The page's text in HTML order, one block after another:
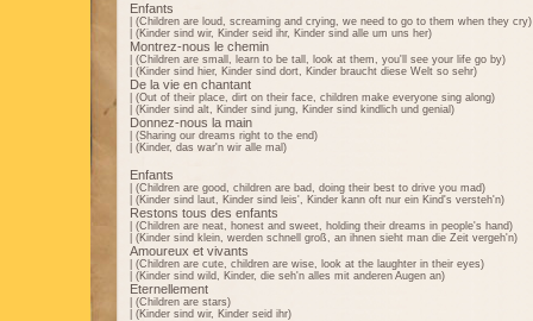
Enfants
| (Children are loud, screaming and crying, we need to go to them when they cry)
| (Kinder sind wir, Kinder seid ihr, Kinder sind alle um uns her)
Montrez-nous le chemin
| (Children are small, learn to be tall, look at them, you'll see your life go by)
| (Kinder sind hier, Kinder sind dort, Kinder braucht diese Welt so sehr)
De la vie en chantant
| (Out of their place, dirt on their face, children make everyone sing along)
| (Kinder sind alt, Kinder sind jung, Kinder sind kindlich und genial)
Donnez-nous la main
| (Sharing our dreams right to the end)
| (Kinder, das war'n wir alle mal)
Enfants
| (Children are good, children are bad, doing their best to drive you mad)
| (Kinder sind laut, Kinder sind leis', Kinder kann oft nur ein Kind's versteh'n)
Restons tous des enfants
| (Children are neat, honest and sweet, holding their dreams in people's hand)
| (Kinder sind klein, werden schnell groß, an ihnen sieht man die Zeit vergeh'n)
Amoureux et vivants
| (Children are cute, children are wise, look at the laughter in their eyes)
| (Kinder sind wild, Kinder, die seh'n alles mit anderen Augen an)
Eternellement
| (Children are stars)
| (Kinder sind wir, Kinder seid ihr)